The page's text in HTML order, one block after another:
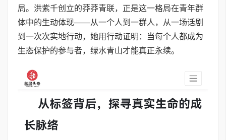
局。洪紫千创立的莽莽青联，正是这一格局在青年群
体中的生动体现——从一个人到一群人，从一场话剧
到一次次实地行动，她用行动证明：当每个人都成为
生态保护的参与者，绿水青山才能真正永续。